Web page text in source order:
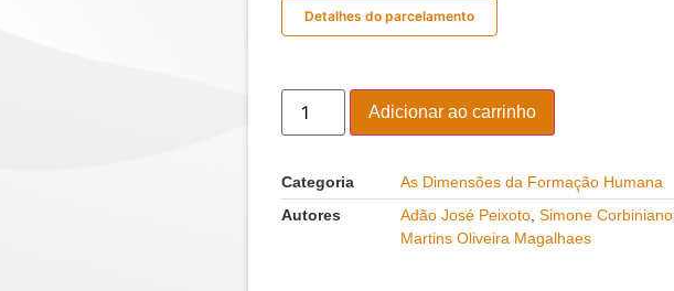
Detalhes do parcelamento
Adicionar ao carrinho
Categoria
As Dimensões da Formação Humana
Autores
Adão José Peixoto, Simone Corbiniano,
Martins Oliveira Magalhaes